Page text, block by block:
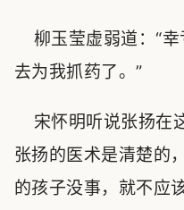
柳玉莹虚弱道：“幸
去为我抓药了。”
宋怀明听说张扬在
张扬的医术是清楚的
的孩子没事，就不应